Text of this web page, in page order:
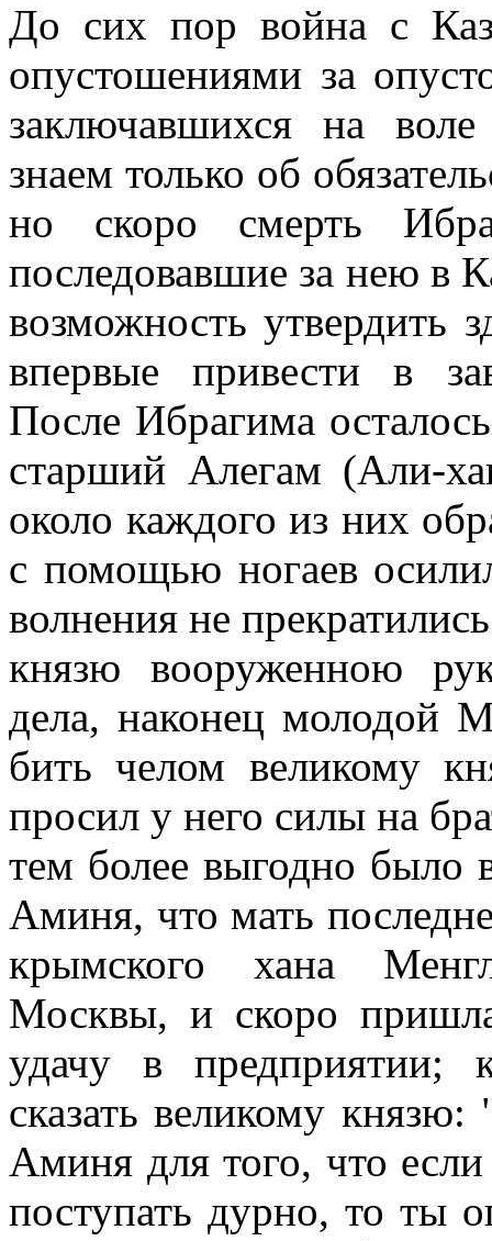
До сих пор война с
опустошениями за
заключавшихся на воле
знаем только об
но скоро смерть
последовавшие за нею в
возможность утвердить
впервые привести в
После Ибрагима
старший Алегам (Али-
около каждого из них
с помощью ногаев
волнения не
князю вооруженною
дела, наконец молодой
бить челом великому
просил у него силы на
тем более выгодно было
Аминя, что мать
крымского хана
Москвы, и скоро
удачу в предприятии;
сказать великому
Аминя для того, что
поступать дурно, то ты